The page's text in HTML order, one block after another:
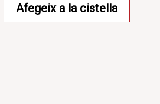
Afegeix a la cistella